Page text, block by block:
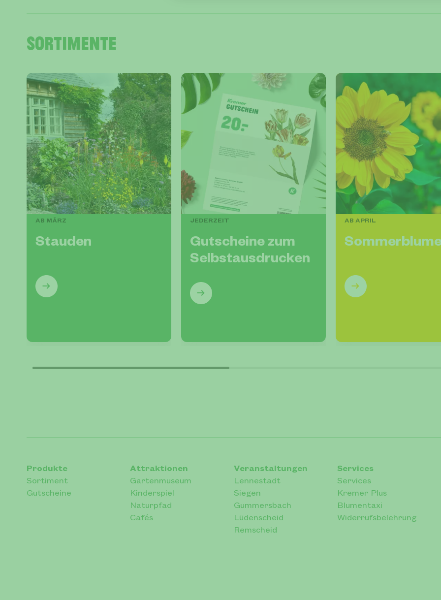
Sortimente
AB MÄRZ
Stauden
JEDERZEIT
Gutscheine zum
Selbstausdrucken
AB APRIL
Produkte
Sortiment
Gutscheine
Attraktionen
Gartenmuseum
Kinderspiel
Naturpfad
Cafés
Veranstaltungen
Lennestadt
Siegen
Gummersbach
Lüdenscheid
Remscheid
Services
Services
Kremer Plus
Blumentaxi
Widerrufsbelehrung